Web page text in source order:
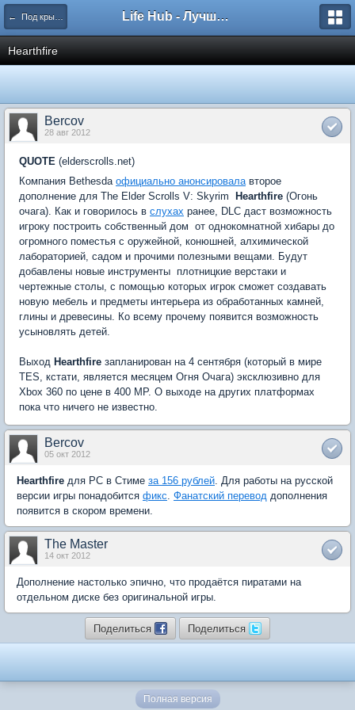
← Под крылом Алдуина Life Hub - Лучшие компьютерные игры мира
Hearthfire
Bercov
28 авг 2012
QUOTE (elderscrolls.net)
Компания Bethesda официально анонсировалавторое
дополнение для The Elder Scrolls V: Skyrim 
Hearthfire (Огонь
очага). Как и говорилось в слухах ранее, DLC даст возможность
игроку построить собственный дом  от однокомнатной хибары до
огромного поместья с оружейной, конюшней, алхимической
лабораторией, садом и прочими полезными вещами. Будут
добавлены новые инструменты  плотницкие верстаки и
чертежные столы, с помощью которых игрок сможет создавать
новую мебель и предметы интерьера из обработанных камней,
глины и древесины. Ко всему прочему появится возможность
усыновлять детей.
Выход Hearthfire запланирован на 4 сентября (который в мире
TES, кстати, является месяцем Огня Очага) эксклюзивно для
Xbox 360 по цене в 400 MP. О выходе на других платформах
пока что ничего не известно.
Bercov
05 окт 2012
Hearthfire для PC в Стиме за 156 рублей. Для работы на русской
версии игры понадобится фикс. Фанатский перевод дополнения
появится в скором времени.
The Master
14 окт 2012
Дополнение настолько эпично, что продаётся пиратами на
отдельном диске без оригинальной игры.
Поделиться Поделиться
Полная версия